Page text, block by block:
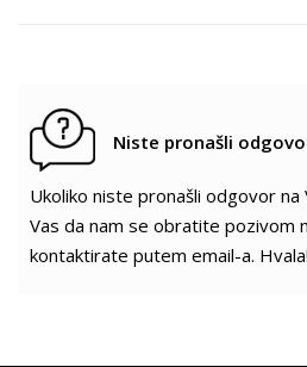
Niste pronašli
Ukoliko niste pronašli odgovor na
Vas da nam se obratite pozivom
kontaktirate putem email-a. Hvala!